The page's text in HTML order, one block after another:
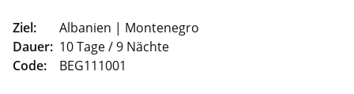
Ziel:
Albanien | Montenegro
Dauer: 10 Tage / 9 Nächte
Code:
BEG111001